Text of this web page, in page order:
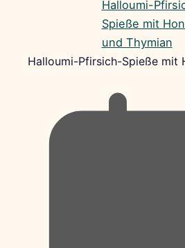
Halloumi-Pfirsich-Spieße mit